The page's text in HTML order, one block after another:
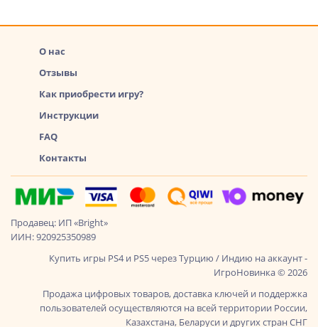
О нас
Отзывы
Как приобрести игру?
Инструкции
FAQ
Контакты
Продавец: ИП «Bright»
ИИН: 920925350989
Купить игры PS4 и PS5 через Турцию / Индию на аккаунт -
ИгроНовинка © 2026
Продажа цифровых товаров, доставка ключей и поддержка
пользователей осуществляются на всей территории России,
Казахстана, Беларуси и других стран СНГ